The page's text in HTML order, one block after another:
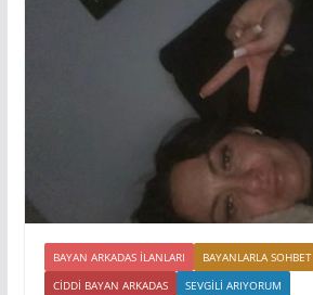
BAYAN ARKADAS ILANLARI
BAYANLARLA SOHBET
CIDDI BAYAN ARKADAS
SEVGILI ARIYORUM